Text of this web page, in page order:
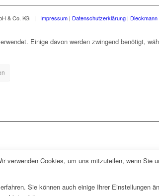
& Co. KG | Impressum | Datenschutzerklärung |
Einige davon werden zwingend benötigt,
verwenden Cookies, um uns mitzuteilen, wenn
Sie können auch einige Ihrer